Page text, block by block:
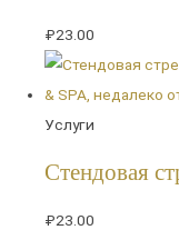
₽23.00
Услуги
Стендовая
₽23.00